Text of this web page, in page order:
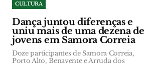
CULTURA
Dança juntou diferenças e
uniu mais de uma dezena de
jovens em Samora Correia
Doze participantes de Samora Correia,
Porto Alto, Benavente e Arruda dos